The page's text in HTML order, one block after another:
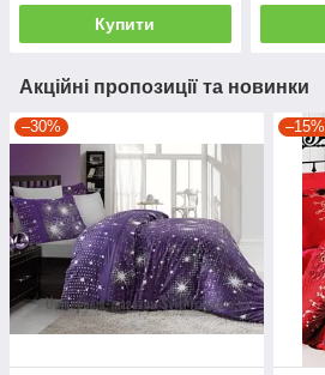
Купити
Акційні пропозиції та новинки
–30% –15%